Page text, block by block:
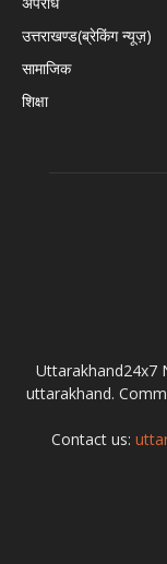
उत्तराखण्ड(ब्रेकिंग न्यूज़)
सामाजिक
शिक्षा
Uttarakhand24x7
uttarakhand.
Contact us: